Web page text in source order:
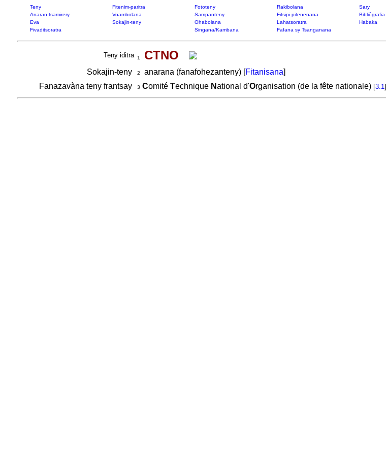
Teny Fitenim-paritra Fototeny Rakibolana Sary
Anaran-tsamirery
Voambolana Sampanteny Fitsipi-pitenenana Bibliôgrafia
Eva
Sokajin-teny Ohabolana Lahatsoratra Habaka
Fivaditsoratra
Singana/Kambana Fafana sy Tsanganana
Teny iditra 1 CTNO
Sokajin-teny 2 anarana (fanafohezanteny) [Fitanisana]
Fanazavàna teny frantsay
3 Comité Technique National d'Organisation (de la fête nationale) [3.1]